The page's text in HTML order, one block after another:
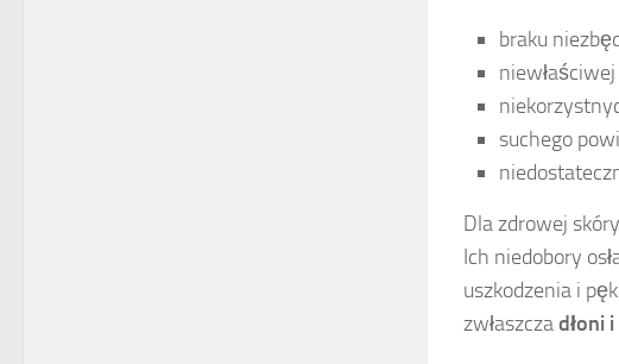
braku
suchego
Dla zdrowej
Ich niedobory
uszkodzenia i
zwłaszczadłoni